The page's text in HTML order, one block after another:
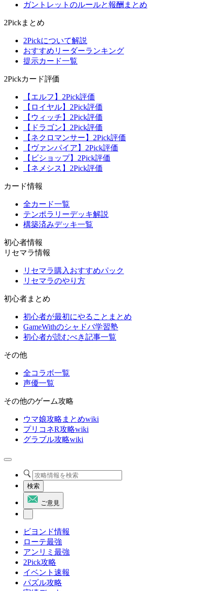
ガントレットのルールと報酬まとめ
2Pickまとめ
2Pickについて解説
おすすめリーダーランキング
提示カード一覧
2Pickカード評価
【エルフ】2Pick評価
【ロイヤル】2Pick評価
【ウィッチ】2Pick評価
【ドラゴン】2Pick評価
【ネクロマンサー】2Pick評価
【ヴァンパイア】2Pick評価
【ビショップ】2Pick評価
【ネメシス】2Pick評価
カード情報
全カード一覧
テンポラリーデッキ解説
構築済みデッキ一覧
初心者情報
リセマラ情報
リセマラ購入おすすめパック
リセマラのやり方
初心者まとめ
初心者が最初にやることまとめ
GameWithのシャドバ学習塾
初心者が読むべき記事一覧
その他
全コラボ一覧
声優一覧
その他のゲーム攻略
ウマ娘攻略まとめwiki
プリコネR攻略wiki
グラブル攻略wiki
検索
ご意見
ビヨンド情報
ローテ最強
アンリミ最強
2Pick攻略
イベント速報
パズル攻略